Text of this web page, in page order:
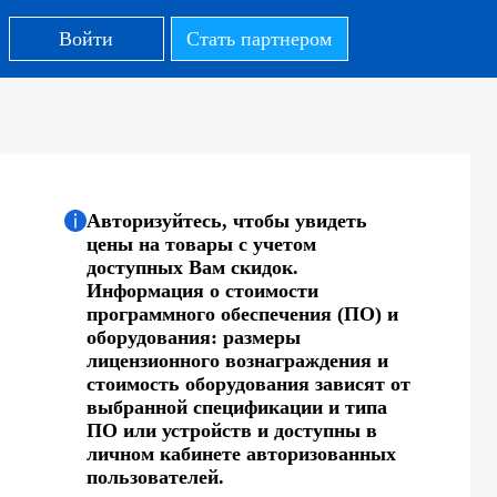
Войти Стать партнером
Авторизуйтесь, чтобы увидеть
цены на товары с учетом
доступных Вам скидок.
Информация о стоимости
программного обеспечения (ПО) и
оборудования: размеры
лицензионного вознаграждения и
стоимость оборудования зависят от
выбранной спецификации и типа
ПО или устройств и доступны в
личном кабинете авторизованных
пользователей.